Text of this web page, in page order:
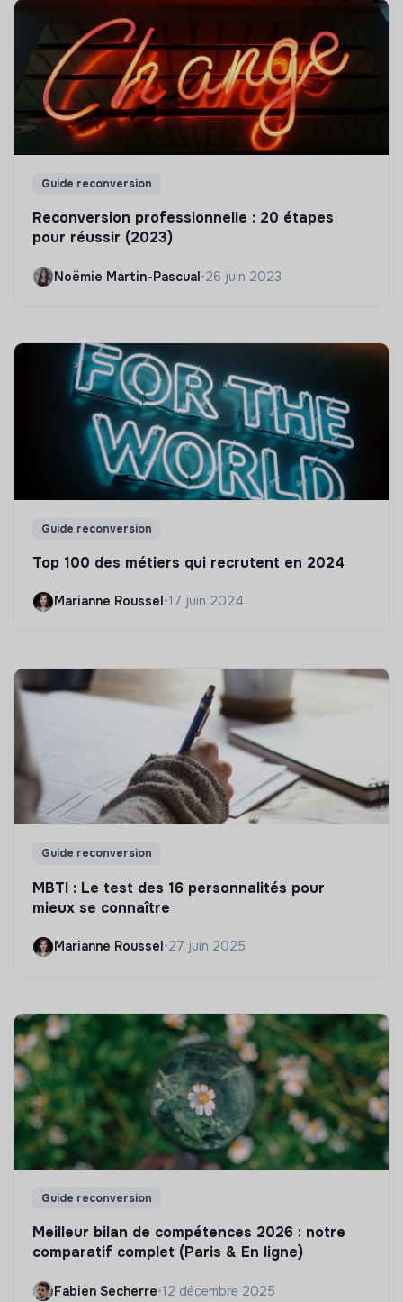
Guide reconversion
Reconversion professionnelle : 20 étapes
pour réussir (2023)
Noëmie Martin-Pascual•26 juin 2023
Guide reconversion
Top 100 des métiers qui recrutent en 2024
Marianne Roussel •17 juin 2024
Guide reconversion
MBTI : Le test des 16 personnalités pour
mieux se connaître
Marianne Roussel•27 juin 2025
Guide reconversion
Meilleur bilan de compétences 2026 : notre
comparatif complet (Paris & En ligne)
Fabien Secherre•12 décembre 2025